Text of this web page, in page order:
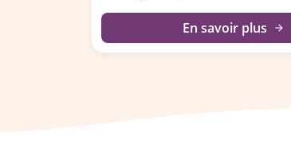
En savoir plus arrow_forward